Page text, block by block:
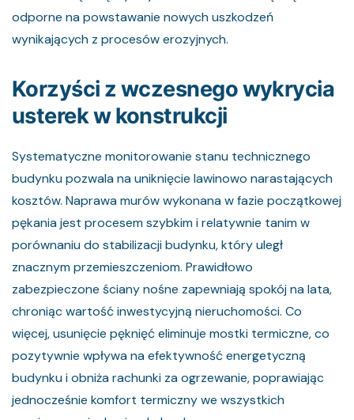
odporne na powstawanie nowych uszkodzeń
wynikających z procesów erozyjnych.
Korzyści z wczesnego wykrycia
usterek w konstrukcji
Systematyczne monitorowanie stanu technicznego
budynku pozwala na uniknięcie lawinowo narastających
kosztów. Naprawa murów wykonana w fazie początkowej
pękania jest procesem szybkim i relatywnie tanim w
porównaniu do stabilizacji budynku, który uległ
znacznym przemieszczeniom. Prawidłowo
zabezpieczone ściany nośne zapewniają spokój na lata,
chroniąc wartość inwestycyjną nieruchomości. Co
więcej, usunięcie pęknięć eliminuje mostki termiczne, co
pozytywnie wpływa na efektywność energetyczną
budynku i obniża rachunki za ogrzewanie, poprawiając
jednocześnie komfort termiczny we wszystkich